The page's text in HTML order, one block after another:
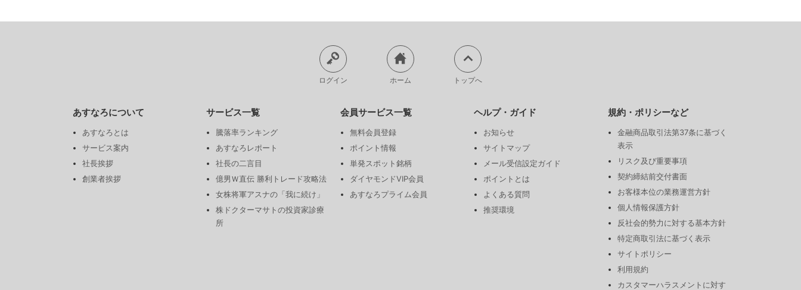
ログイン ホーム トップへ
あすなろについて
あすなろとは
サービス案内
社長挨拶
創業者挨拶
サービス一覧
騰落率ランキング
あすなろレポート
社長の二言目
億男Ｗ直伝 勝利トレード攻略法
女株将軍アスナの「我に続け」
株ドクターマサトの投資家診療
所
会員サービス一覧
無料会員登録
ポイント情報
単発スポット銘柄
ダイヤモンドVIP会員
あすなろプライム会員
ヘルプ・ガイド
お知らせ
サイトマップ
メール受信設定ガイド
ポイントとは
よくある質問
推奨環境
規約・ポリシーなど
金融商品取引法第37条に基づく
表示
リスク及び重要事項
契約締結前交付書面
お客様本位の業務運営方針
個人情報保護方針
反社会的勢力に対する基本方針
特定商取引法に基づく表示
サイトポリシー
利用規約
カスタマーハラスメントに対す